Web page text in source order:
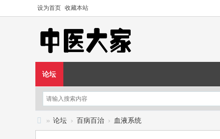
设为首页 收藏本站
论坛
» 论坛 › 百病百治 › 血液系统